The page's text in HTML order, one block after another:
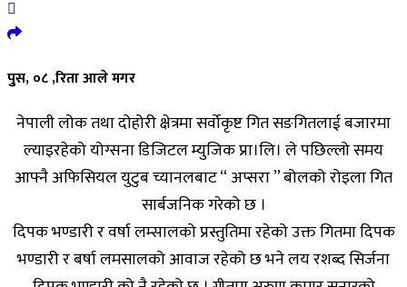
पुुस, ०८ ,रिता आले मगर
नेपाली लोक तथा दोहोरी क्षेत्रमा सर्वोकृष्ट गित सङगितलाई बजारमा
ल्याइरहेको योग्सना डिजिटल म्युजिक प्रा।लि। ले पछिल्लो समय
आफ्नै अफिसियल युटुब च्यानलबाट “ अप्सरा ” बोलको रोइला गित
सार्बजनिक गरेको छ ।
दिपक भण्डारी र वर्षा लम्सालको प्रस्तुतिमा रहेको उक्त गितमा दिपक
भण्डारी र बर्षा लमसालको आवाज रहेको छ भने लय रशब्द सिर्जना